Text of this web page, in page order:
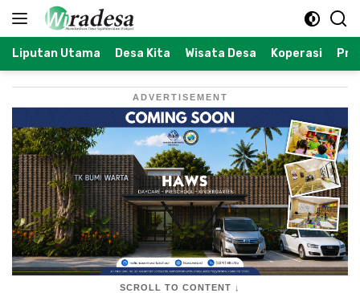
Langsung
Liputan Utama Desa Kita Wisata Desa Koperasi
ADVERTISEMENT
SCROLL TO CONTENT ↓